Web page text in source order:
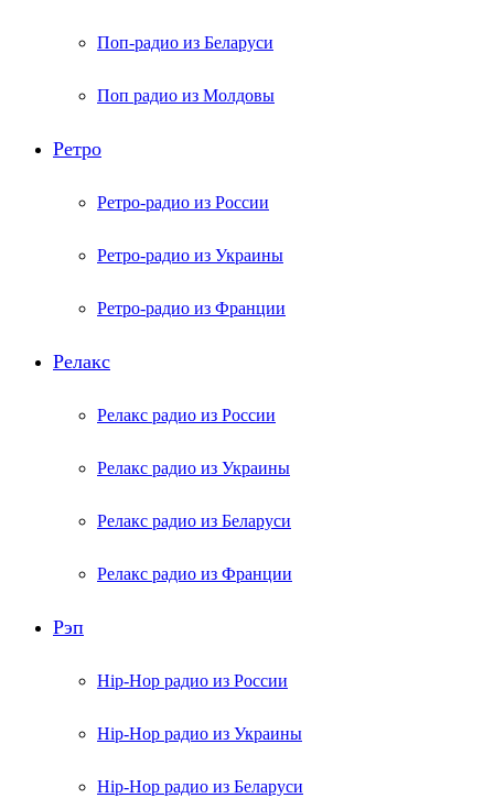
Поп-радио из Беларуси
Поп радио из Молдовы
Ретро
Ретро-радио из России
Ретро-радио из Украины
Ретро-радио из Франции
Релакс
Релакс радио из России
Релакс радио из Украины
Релакс радио из Беларуси
Релакс радио из Франции
Рэп
Hip-Hop радио из России
Hip-Hop радио из Украины
Hip-Hop радио из Беларуси